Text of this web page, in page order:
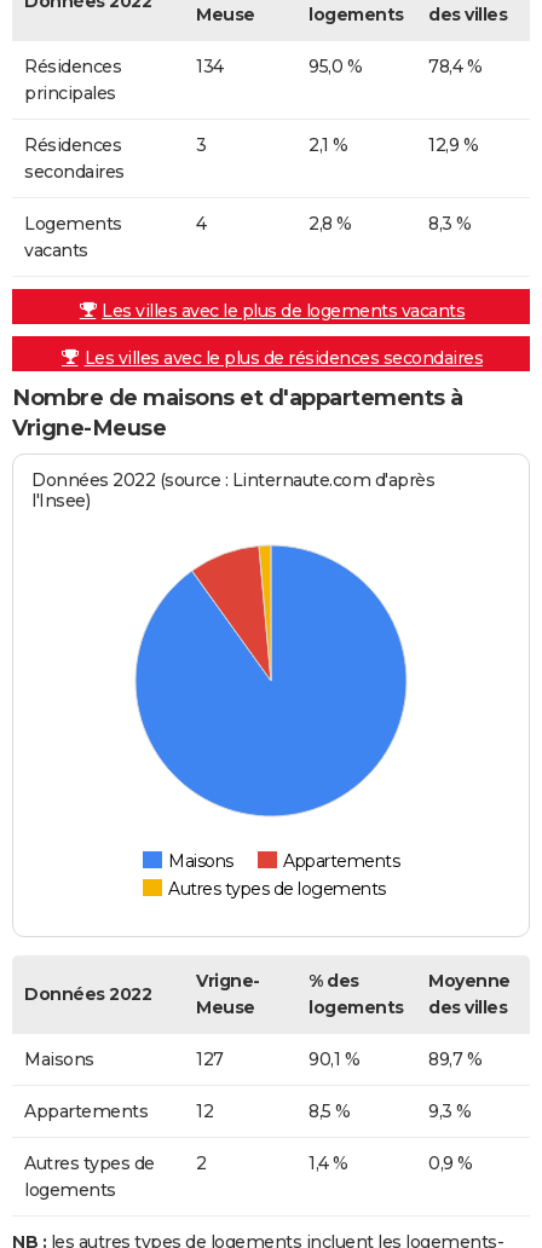
Meuse
logements
des villes
Résidences
principales
134 95,0 % 78,4 %
Résidences
secondaires
3 2,1 % 12,9 %
Logements
vacants
4 2,8 % 8,3 %
Les villes avec le plus de logements vacants
Les villes avec le plus de résidences secondaires
Nombre de maisons et d'appartements à
Vrigne-Meuse
Données 2022 (source : Linternaute.com d'après
l'Insee)
Maisons
Appartements
Autres types de logements
Données 2022
Vrigne-
Meuse
% des
logements
Moyenne
des villes
Maisons 127 90,1 % 89,7 %
Appartements 12 8,5 % 9,3 %
Autres types de
logements
2 1,4 % 0,9 %
NB : les autres types de logements incluent les logements-